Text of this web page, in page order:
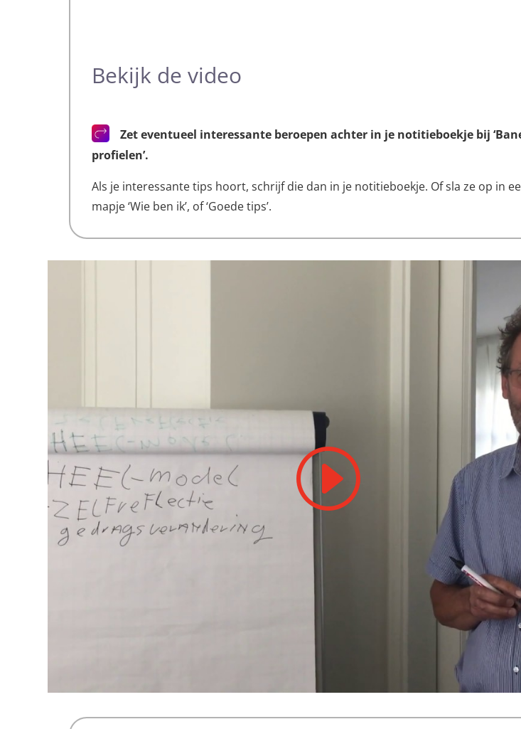
Bekijk de video
Zet eventueel interessante beroepen achter in je notitieboekje bij
profielen’.
Als je interessante tips hoort, schrijf die dan in je notitieboekje. Of sla ze op in
mapje ‘Wie ben ik’, of ‘Goede tips’.